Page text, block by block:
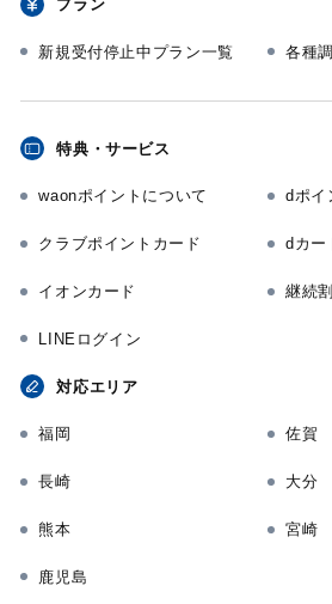
プラン
新規受付停止中プラン一覧 各種
特典・サービス
waonポイントについて dポイ
クラブポイントカード dカー
イオンカード 継続割
LINEログイン
対応エリア
福岡 佐賀
長崎 大分
熊本 宮崎
鹿児島